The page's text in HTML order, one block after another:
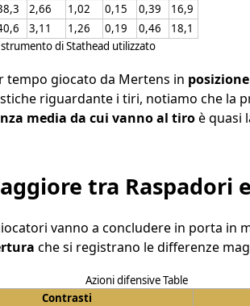
2,66 1,02 0,15 0,39
16,9
3,11 1,26 0,19 0,46
18,1
strumento di Stathead utilizzato
tempo giocato da Mertens in
riguardante i tiri, notiamo che la
media da cui vanno al tiroè quasi
tra Raspadori
vanno a concludere in porta in
che si registrano le differenze
Azioni difensive Table
Contrasti